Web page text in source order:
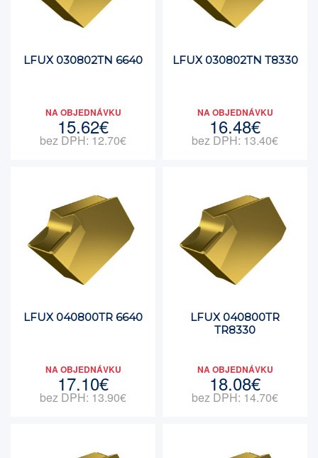
LFUX 030802TN 6640
NA OBJEDNÁVKU
15.62€
bez DPH: 12.70€
LFUX 030802TN T8330
NA OBJEDNÁVKU
16.48€
bez DPH: 13.40€
LFUX 040800TR 6640
NA OBJEDNÁVKU
17.10€
bez DPH: 13.90€
LFUX 040800TR
TR8330
NA OBJEDNÁVKU
18.08€
bez DPH: 14.70€